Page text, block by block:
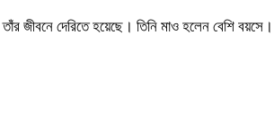
জীবনে দেরিতে হয়েছে। তিনি মাও হলেন বেশি